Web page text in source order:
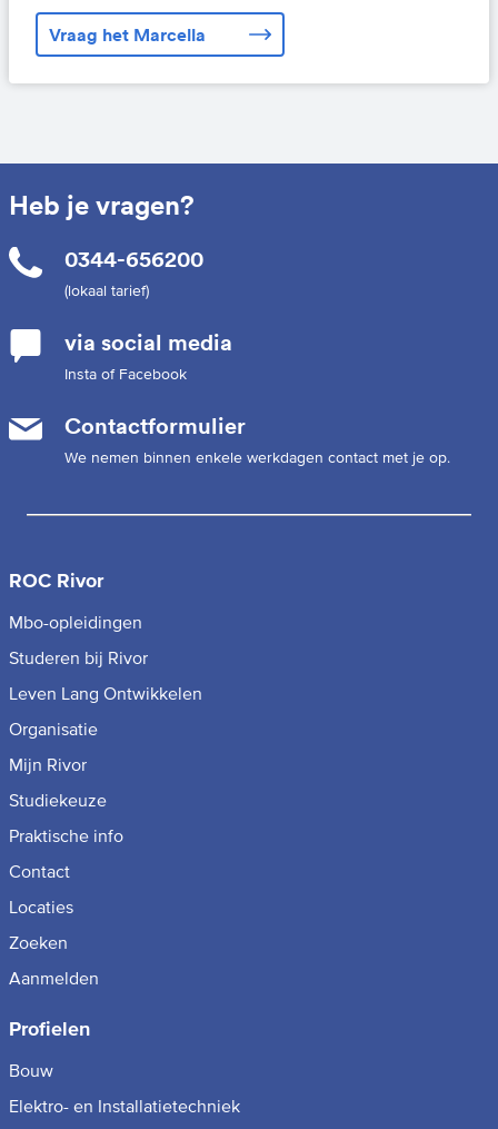
Vraag het Marcella
Heb je vragen?
0344-656200
(lokaal tarief)
via social media
Insta of Facebook
Contactformulier
We nemen binnen enkele werkdagen contact met je op.
ROC Rivor
Mbo-opleidingen
Studeren bij Rivor
Leven Lang Ontwikkelen
Organisatie
Mijn Rivor
Studiekeuze
Praktische info
Contact
Locaties
Zoeken
Aanmelden
Profielen
Bouw
Elektro- en Installatietechniek